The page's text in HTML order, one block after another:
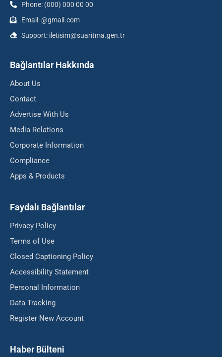
Phone: (000) 000 00 00
Email: @gmail.com
Support: iletisim@suaritma.gen.tr
Bağlantılar Hakkında
About Us
Contact
Advertise With Us
Media Relations
Corporate Information
Compliance
Apps & Products
Faydalı Bağlantılar
Privacy Policy
Terms of Use
Closed Captioning Policy
Accessibility Statement
Personal Information
Data Tracking
Register New Account
Haber Bülteni